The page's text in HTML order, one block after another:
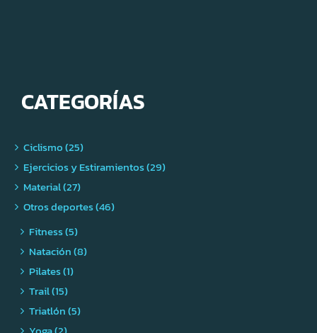
CATEGORÍAS
Ciclismo (25)
Ejercicios y Estiramientos (29)
Material (27)
Otros deportes (46)
Fitness (5)
Natación (8)
Pilates (1)
Trail (15)
Triatlón (5)